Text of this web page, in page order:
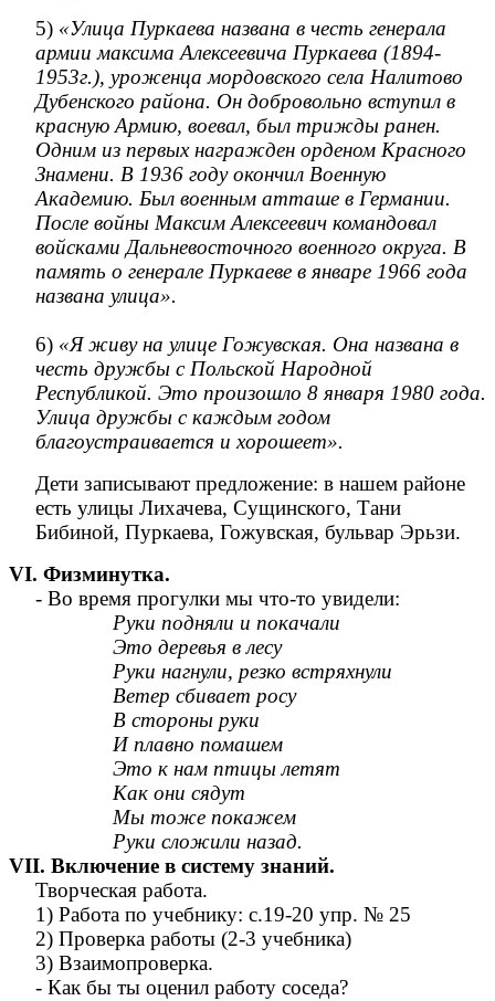
5) «Улица Пуркаева названа в честь генерала
армии максима Алексеевича Пуркаева (1894-
1953г.), уроженца мордовского села Налитово
Дубенского района. Он добровольно вступил в
красную Армию, воевал, был трижды ранен.
Одним из первых награжден орденом Красного
Знамени. В 1936 году окончил Военную
Академию. Был военным атташе в Германии.
После войны Максим Алексеевич командовал
войсками Дальневосточного военного округа. В
память о генерале Пуркаеве в январе 1966 года
названа улица».
6) «Я живу на улице Гожувская. Она названа в
честь дружбы с Польской Народной
Республикой. Это произошло 8 января 1980 года.
Улица дружбы с каждым годом
благоустраивается и хорошеет».
Дети записывают предложение: в нашем районе
есть улицы Лихачева, Сущинского, Тани
Бибиной, Пуркаева, Гожувская, бульвар Эрьзи.
VI. Физминутка.
- Во время прогулки мы что-то увидели:
Руки подняли и покачали
Это деревья в лесу
Руки нагнули, резко встряхнули
Ветер сбивает росу
В стороны руки
И плавно помашем
Это к нам птицы летят
Как они сядут
Мы тоже покажем
Руки сложили назад.
VII. Включение в систему знаний.
Творческая работа.
1) Работа по учебнику: с.19-20 упр. № 25
2) Проверка работы (2-3 учебника)
3) Взаимопроверка.
- Как бы ты оценил работу соседа?